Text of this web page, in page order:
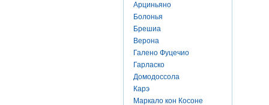
Арциньяно
Болонья
Брешиа
Верона
Галено Фуцечио
Гарласко
Домодоссола
Карэ
Маркало кон Косоне